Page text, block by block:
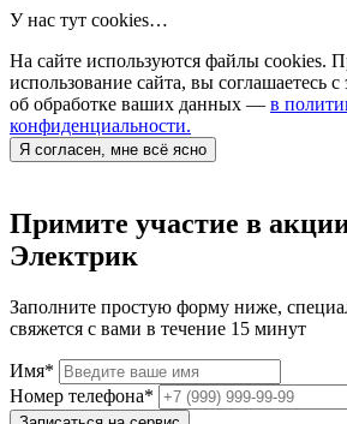
У нас тут cookies…
На сайте используются файлы cookies.
использование сайта, вы соглашаетесь
об обработке ваших данных — в
конфиденциальности.
Я согласен, мне всё ясно
Примите участие в
Электрик
Заполните простую форму ниже,
свяжется с вами в течение 15 минут
Имя*
Номер телефона*